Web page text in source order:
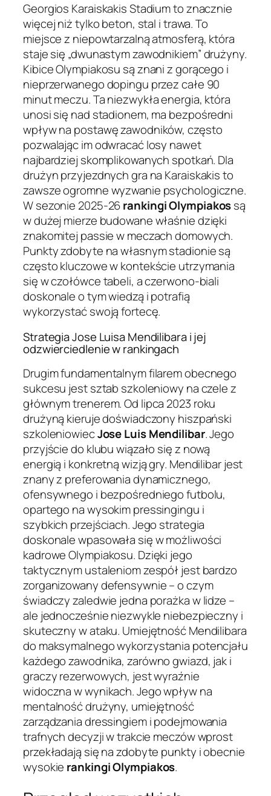
Georgios Karaiskakis Stadium to znacznie
więcej niż tylko beton, stal i trawa. To
miejsce z niepowtarzalną atmosferą, która
staje się „dwunastym zawodnikiem” drużyny.
Kibice Olympiakosu są znani z gorącego i
nieprzerwanego dopingu przez całe 90
minut meczu. Ta niezwykła energia, która
unosi się nad stadionem, ma bezpośredni
wpływ na postawę zawodników, często
pozwalając im odwracać losy nawet
najbardziej skomplikowanych spotkań. Dla
drużyn przyjezdnych gra na Karaiskakis to
zawsze ogromne wyzwanie psychologiczne.
W sezonie 2025-26rankingi Olympiakossą
w dużej mierze budowane właśnie dzięki
znakomitej passie w meczach domowych.
Punkty zdobyte na własnym stadionie są
często kluczowe w kontekście utrzymania
się w czołówce tabeli, a czerwono-biali
doskonale o tym wiedzą i potrafią
wykorzystać swoją fortecę.
Strategia Jose Luisa Mendilibara i jej
odzwierciedlenie w rankingach
Drugim fundamentalnym filarem obecnego
sukcesu jest sztab szkoleniowy na czele z
głównym trenerem. Od lipca 2023 roku
drużyną kieruje doświadczony hiszpański
szkoleniowiecJose Luis Mendilibar. Jego
przyjście do klubu wiązało się z nową
energią i konkretną wizją gry. Mendilibar jest
znany z preferowania dynamicznego,
ofensywnego i bezpośredniego futbolu,
opartego na wysokim pressingingu i
szybkich przejściach. Jego strategia
doskonale wpasowała się w możliwości
kadrowe Olympiakosu. Dzięki jego
taktycznym ustaleniom zespół jest bardzo
zorganizowany defensywnie – o czym
świadczy zaledwie jedna porażka w lidze –
ale jednocześnie niezwykle niebezpieczny i
skuteczny w ataku. Umiejętność Mendilibara
do maksymalnego wykorzystania potencjału
każdego zawodnika, zarówno gwiazd, jak i
graczy rezerwowych, jest wyraźnie
widoczna w wynikach. Jego wpływ na
mentalność drużyny, umiejętność
zarządzania dressingiem i podejmowania
trafnych decyzji w trakcie meczów wprost
przekładają się na zdobyte punkty i obecnie
wysokie rankingi Olympiakos.